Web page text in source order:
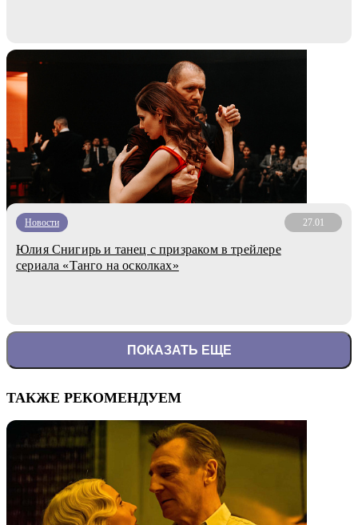
Новости 27.01
Юлия Снигирь и танец с призраком в трейлере
сериала «Танго на осколках»
ПОКАЗАТЬ ЕЩЕ
ТАКЖЕ РЕКОМЕНДУЕМ